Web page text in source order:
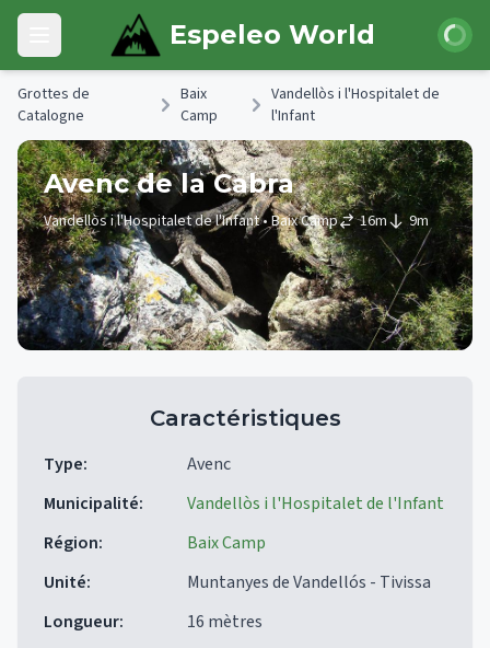
Skip to main content
Open main menu Espeleo World
Grottes de
Catalogne
Baix
Camp
Vandellòs i l'Hospitalet de
l'Infant
Avenc de la Cabra
Vandellòs i l'Hospitalet de l'Infant• Baix Camp 16m 9m
Caractéristiques
Type:
Avenc
Municipalité:
Vandellòs i l'Hospitalet de l'Infant
Région:
Baix Camp
Unité:
Muntanyes de Vandellós - Tivissa
Longueur:
16 mètres